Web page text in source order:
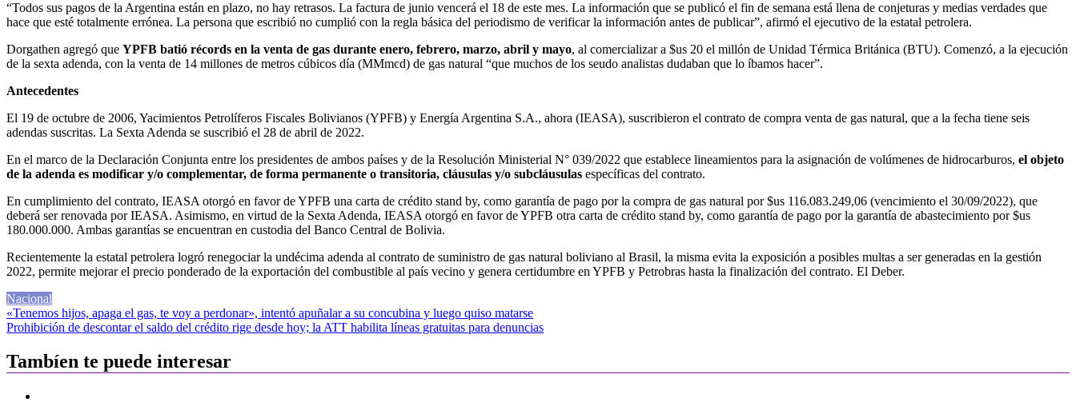
“Todos sus pagos de la Argentina están en plazo, no hay retrasos. La factura de junio vencerá el 18 de este mes. La información que se publicó el fin de semana está llena de conjeturas y medias verdades que
hace que esté totalmente errónea. La persona que escribió no cumplió con la regla básica del periodismo de verificar la información antes de publicar”, afirmó el ejecutivo de la estatal petrolera.
Dorgathen agregó que YPFB batió récords en la venta de gas durante enero, febrero, marzo, abril y mayo, al comercializar a $us 20 el millón de Unidad Térmica Británica (BTU). Comenzó, a la ejecución
de la sexta adenda, con la venta de 14 millones de metros cúbicos día (MMmcd) de gas natural “que muchos de los seudo analistas dudaban que lo íbamos hacer”.
Antecedentes
El 19 de octubre de 2006, Yacimientos Petrolíferos Fiscales Bolivianos (YPFB) y Energía Argentina S.A., ahora (IEASA), suscribieron el contrato de compra venta de gas natural, que a la fecha tiene seis
adendas suscritas. La Sexta Adenda se suscribió el 28 de abril de 2022.
En el marco de la Declaración Conjunta entre los presidentes de ambos países y de la Resolución Ministerial N° 039/2022 que establece lineamientos para la asignación de volúmenes de hidrocarburos, el objeto
de la adenda es modificar y/o complementar, de forma permanente o transitoria, cláusulas y/o subcláusulas específicas del contrato.
En cumplimiento del contrato, IEASA otorgó en favor de YPFB una carta de crédito stand by, como garantía de pago por la compra de gas natural por $us 116.083.249,06 (vencimiento el 30/09/2022), que
deberá ser renovada por IEASA. Asimismo, en virtud de la Sexta Adenda, IEASA otorgó en favor de YPFB otra carta de crédito stand by, como garantía de pago por la garantía de abastecimiento por $us
180.000.000. Ambas garantías se encuentran en custodia del Banco Central de Bolivia.
Recientemente la estatal petrolera logró renegociar la undécima adenda al contrato de suministro de gas natural boliviano al Brasil, la misma evita la exposición a posibles multas a ser generadas en la gestión
2022, permite mejorar el precio ponderado de la exportación del combustible al país vecino y genera certidumbre en YPFB y Petrobras hasta la finalización del contrato. El Deber.
Nacional
Navegación
de
entradas
«Tenemos hijos, apaga el gas, te voy a perdonar», intentó apuñalar a su concubina y luego quiso matarse
Prohibición de descontar el saldo del crédito rige desde hoy; la ATT habilita líneas gratuitas para denuncias
Tambíen te puede interesar